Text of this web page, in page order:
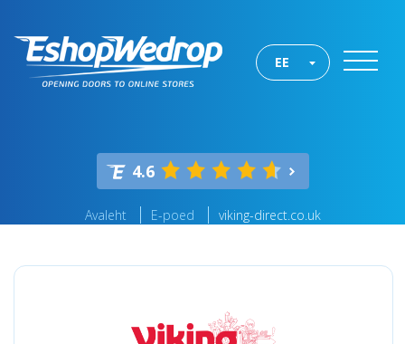
EE
4.6
Avaleht E-poed viking-direct.co.uk